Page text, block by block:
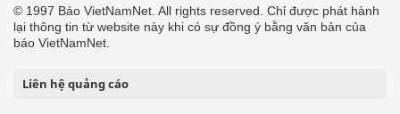
© 1997 Báo VietNamNet. All rights reserved. Chỉ được phát hành
lại thông tin từ website này khi có sự đồng ý bằng văn bản của
báo VietNamNet.
Liên hệ quảng cáo